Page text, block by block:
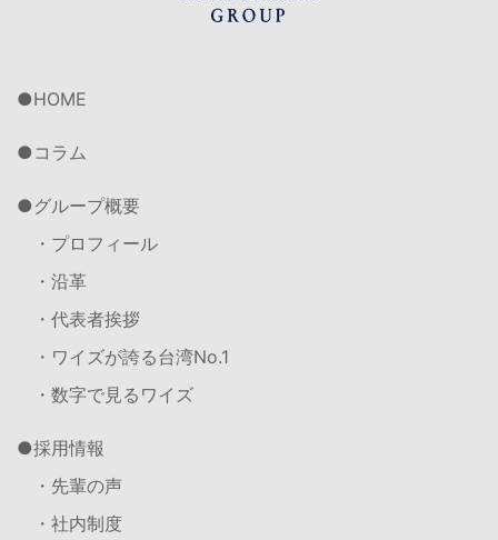
HOME
コラム
グループ概要
・プロフィール
・沿革
・代表者挨拶
・ワイズが誇る台湾No.1
・数字で見るワイズ
採用情報
・先輩の声
・社内制度